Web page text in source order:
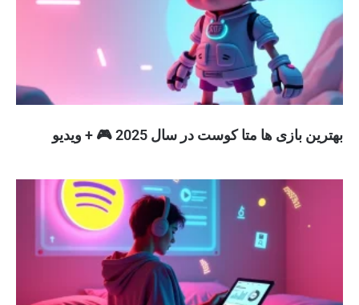
بهترین بازی ها متا کوست در سال 2025 🎮 + ویدیو